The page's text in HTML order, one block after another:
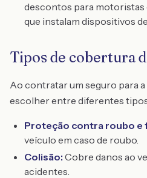
descontos para
que instalam dispositivos
Tipos de cobertura
Ao contratar um seguro para
escolher entre diferentes
Proteção contra roubo e
veículo em caso de roubo.
Colisão: Cobre danos ao
acidentes.